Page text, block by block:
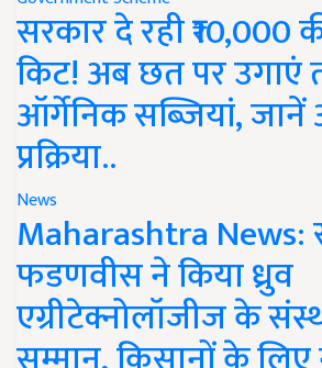
सरकार दे रही ₹10,000
किट! अब छत पर उगाएं
ऑर्गेनिक सब्जियां,
प्रक्रिया..
News
Maharashtra News:
फडणवीस ने किया ध्रुव
एग्रीटेक्नोलॉजीज के